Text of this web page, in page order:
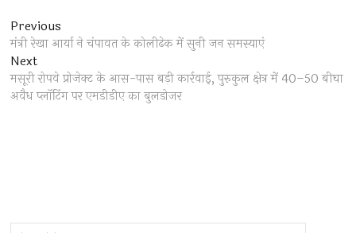
Post
navigation
Previous
post:
मंत्री रेखा आर्या ने चंपावत के कोलीढेक में सुनी जन समस्याएं
NextNext
post:
मसूरी रोपवे प्रोजेक्ट के आस-पास बड़ी कार्रवाई, पुरुकुल क्षेत्र में 40–50 बीघा
अवैध प्लॉटिंग पर एमडीडीए का बुलडोजर